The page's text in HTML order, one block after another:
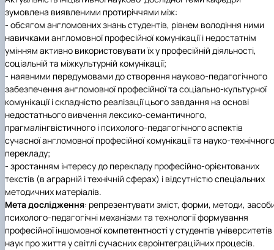
зумовлена виявленими протиріччями між:
- обсягом англомовних знань студентів, рівнем володіння ними
навичками англомовної професійної комунікації і недостатнім
умінням активно використовувати їх у професійній діяльності,
соціальній та міжкультурній комунікації;
- наявними передумовами до створення науково-педагогічного
забезпечення англомовної професійної та соціально-культурної
комунікації і складністю реалізації цього завдання на основі
недостатнього вивчення лексико-семантичного,
прагмалінгвістичного і психолого-педагогічного аспектів
сучасної англомовної професійної комунікації та науко-технічного
перекладу;
- зростанням інтересу до перекладу професійно-орієнтованих
текстів (в аграрній і технічній сферах) і відсутністю спеціальних
методичних матеріалів.
Мета дослідження: репрезентувати зміст, форми, методи,
психолого-педагогічні механізми та технології формування
професійної іншомовної компетентності у студентів університетів
наук про життя у світлі сучасних євроінтеграційних процесів.